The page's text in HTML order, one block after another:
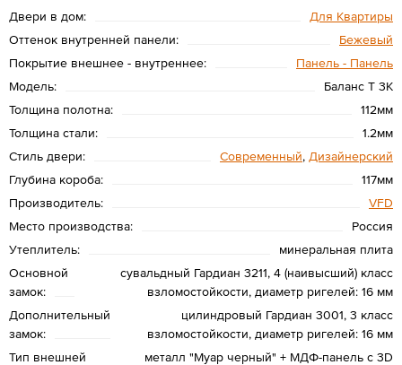
Двери в дом:
Для Квартиры
Оттенок внутренней панели:
Бежевый
Покрытие внешнее - внутреннее:
Панель - Панель
Модель:
Баланс T 3К
Толщина полотна:
112мм
Толщина стали:
1.2мм
Стиль двери:
Современный, Дизайнерский
Глубина короба:
117мм
Производитель:
VFD
Место производства:
Россия
Утеплитель:
минеральная плита
Основной
замок:
сувальдный Гардиан 3211, 4 (наивысший) класс
взломостойкости, диаметр ригелей: 16 мм
Дополнительный
замок:
цилиндровый Гардиан 3001, 3 класс
взломостойкости, диаметр ригелей: 16 мм
Тип внешней
металл "Муар черный" + МДФ-панель с 3D